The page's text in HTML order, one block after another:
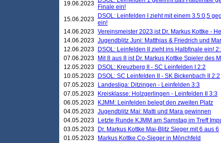
19.06.2023
Finale ein!
15.06.2023
DSOL: Leinfelden I zieht mit einem 3.5:0,5
ein!
14.06.2023 Vereinsmeister 2023 ist Dr. Markus Kottke -
14.06.2023 Jugendblitz Juni: Matthias & Friedrich und
12.06.2023
DSOL: Leinfelden II zieht ins Halbfinale ein!
07.06.2023
Mit 8 aus 8 ist Dr. Markus Kottke Spieler des
12.05.2023
DSOL: Kreuzberg II - SC Leinfelden I 2:2
10.05.2023
DSOL: SC Leinfelden II - SK Bickenbach II 2:2
07.05.2023
Landesliga: Ditzingen - Leinfelden 3:3
07.05.2023
Kreisklasse: Holzgerlingen - Leinfelden II 3:3
06.05.2023
KJMM: Leinfelden belegt den zweiten Platz
04.05.2023 Jugendblitz Mai: Matti und Mara gewinnen
04.05.2023
Letzte Runde KJMM am Samstag im Treff
03.05.2023
Dr. Markus Kottke Mai-Blitz Sieger mit 6 aus 6
01.05.2023
Markus Kottke Co-Sieger in Mönchfeld